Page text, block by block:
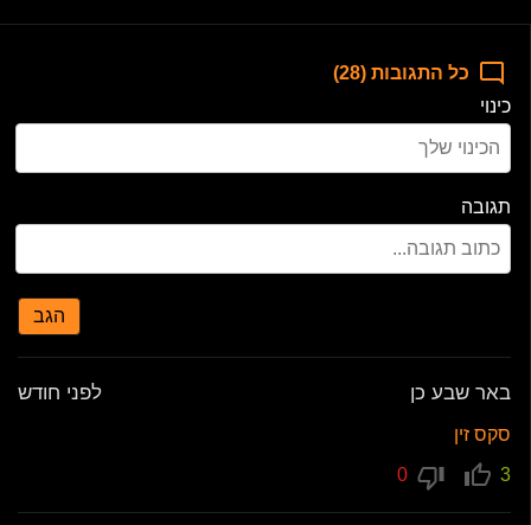
כל התגובות (28)
כינוי
תגובה
הגב
באר שבע כן לפני חודש
סקס זין
3